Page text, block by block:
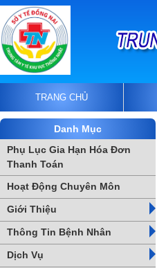
TRANG CHỦ
Danh Mục
Phụ Lục Gia Hạn Hóa Đơn
Thanh Toán
Hoạt Động Chuyên Môn
Giới Thiệu
Thông Tin Bệnh Nhân
Dịch Vụ